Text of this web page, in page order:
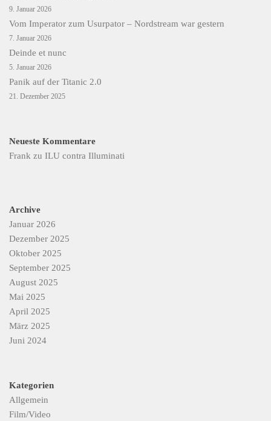
9. Januar 2026
Vom Imperator zum Usurpator – Nordstream war gestern
7. Januar 2026
Deinde et nunc
5. Januar 2026
Panik auf der Titanic 2.0
21. Dezember 2025
Neueste Kommentare
Frank zu ILU contra Illuminati
Archive
Januar 2026
Dezember 2025
Oktober 2025
September 2025
August 2025
Mai 2025
April 2025
März 2025
Juni 2024
Kategorien
Allgemein
Film/Video